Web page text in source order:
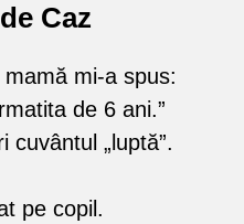
Caz
mi-a spus:
de 6 ani.”
cuvântul „luptă”.
pe copil.